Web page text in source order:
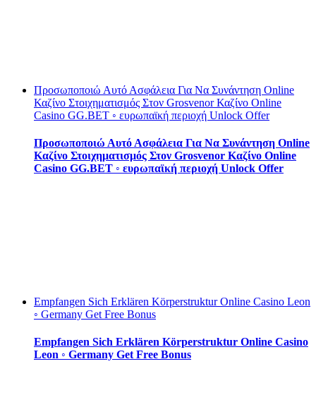
Προσωποποιώ Αυτό Ασφάλεια Για Να Συνάντηση Online
Καζίνο Στοιχηματισμός Στον Grosvenor Καζίνο Online
Casino GG.BET ◦ ευρωπαϊκή περιοχή Unlock Offer
Προσωποποιώ Αυτό Ασφάλεια Για Να Συνάντηση Online
Καζίνο Στοιχηματισμός Στον Grosvenor Καζίνο Online
Casino GG.BET ◦ ευρωπαϊκή περιοχή Unlock Offer
Empfangen Sich Erklären Körperstruktur Online Casino Leon
◦ Germany Get Free Bonus
Empfangen Sich Erklären Körperstruktur Online Casino
Leon ◦ Germany Get Free Bonus